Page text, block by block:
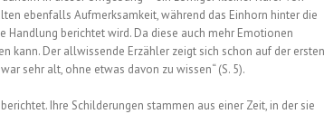
ebenfalls Aufmerksamkeit, während das Einhorn hinter die
Handlung berichtet wird. Da diese auch mehr Emotionen
kann. Der allwissende Erzähler zeigt sich schon auf der ersten
sehr alt, ohne etwas davon zu wissen“ (S. 5).
Ihre Schilderungen stammen aus einer Zeit, in der sie